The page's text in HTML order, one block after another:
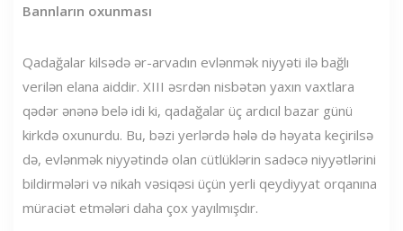
Bannların oxunması
Qadağalar kilsədə ər-arvadın evlənmək niyyəti ilə bağlı
verilən elana aiddir. XIII əsrdən nisbətən yaxın vaxtlara
qədər ənənə belə idi ki, qadağalar üç ardıcıl bazar günü
kirkdə oxunurdu. Bu, bəzi yerlərdə hələ də həyata keçirilsə
də, evlənmək niyyətində olan cütlüklərin sadəcə niyyətlərini
bildirmələri və nikah vəsiqəsi üçün yerli qeydiyyat orqanına
müraciət etmələri daha çox yayılmışdır.